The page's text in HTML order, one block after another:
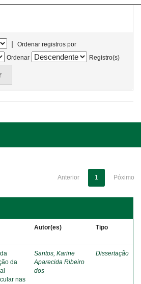
|
Ordenar registros por
Ordenar
Registro(s)
Anterior 1 Póximo
Autor(es) Tipo
da
nas
Santos, Karine
Aparecida Ribeiro
dos
Dissertação